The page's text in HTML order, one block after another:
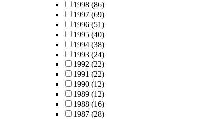
1998 (86)
1997 (69)
1996 (51)
1995 (40)
1994 (38)
1993 (24)
1992 (22)
1991 (22)
1990 (12)
1989 (12)
1988 (16)
1987 (28)